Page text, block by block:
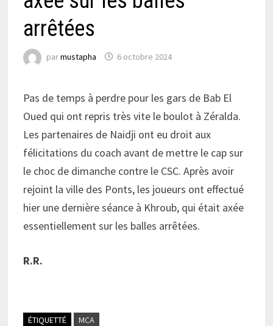
arrêtées
parmustapha 6 octobre 2024
Pas de temps à perdre pour les gars de Bab El
Oued qui ont repris très vite le boulot à Zéralda.
Les partenaires de Naidji ont eu droit aux
félicitations du coach avant de mettre le cap sur
le choc de dimanche contre le CSC. Après avoir
rejoint la ville des Ponts, les joueurs ont effectué
hier une dernière séance à Khroub, qui était axée
essentiellement sur les balles arrêtées.
R.R.
ÉTIQUETTÉ MCA